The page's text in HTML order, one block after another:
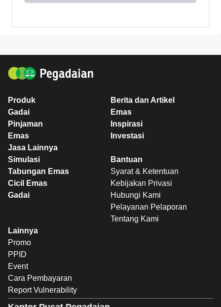
Produk
Gadai
Pinjaman
Emas
Jasa Lainnya
Berita dan Artikel
Emas
Inspirasi
Investasi
Simulasi
Tabungan Emas
Cicil Emas
Gadai
Bantuan
Syarat & Ketentuan
Kebijakan Privasi
Hubungi Kami
Pelayanan Pelaporan
Tentang Kami
Lainnya
Promo
PPID
Event
Cara Pembayaran
Report Vulnerability